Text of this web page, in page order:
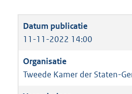
11-11-2022 14:00
Tweede Kamer der Staten-